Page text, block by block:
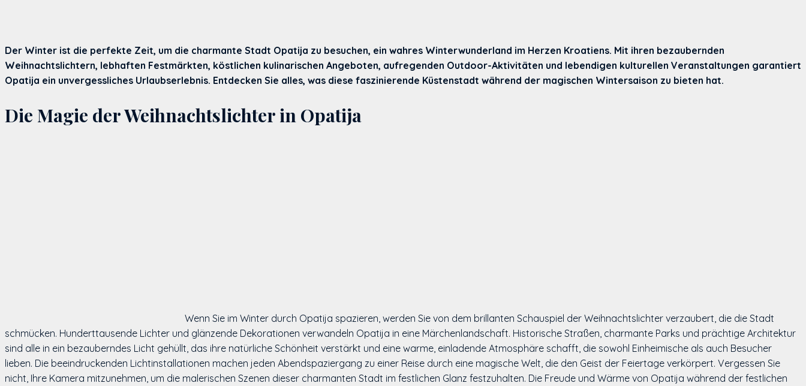
Der Winter ist die perfekte Zeit, um die charmante Stadt Opatija zu besuchen, ein wahres Winterwunderland im Herzen Kroatiens. Mit ihren bezaubernden
Weihnachtslichtern, lebhaften Festmärkten, köstlichen kulinarischen Angeboten, aufregenden Outdoor-Aktivitäten und lebendigen kulturellen Veranstaltungen garantiert
Opatija ein unvergessliches Urlaubserlebnis. Entdecken Sie alles, was diese faszinierende Küstenstadt während der magischen Wintersaison zu bieten hat.
Die Magie der Weihnachtslichter in Opatija
Wenn Sie im Winter durch Opatija spazieren, werden Sie von dem brillanten Schauspiel der Weihnachtslichter verzaubert, die die Stadt
schmücken. Hunderttausende Lichter und glänzende Dekorationen verwandeln Opatija in eine Märchenlandschaft. Historische Straßen, charmante Parks und prächtige Architektur
sind alle in ein bezauberndes Licht gehüllt, das ihre natürliche Schönheit verstärkt und eine warme, einladende Atmosphäre schafft, die sowohl Einheimische als auch Besucher
lieben. Die beeindruckenden Lichtinstallationen machen jeden Abendspaziergang zu einer Reise durch eine magische Welt, die den Geist der Feiertage verkörpert. Vergessen Sie
nicht, Ihre Kamera mitzunehmen, um die malerischen Szenen dieser charmanten Stadt im festlichen Glanz festzuhalten. Die Freude und Wärme von Opatija während der festlichen